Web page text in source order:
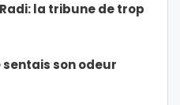
la tribune de trop
sentais son odeur